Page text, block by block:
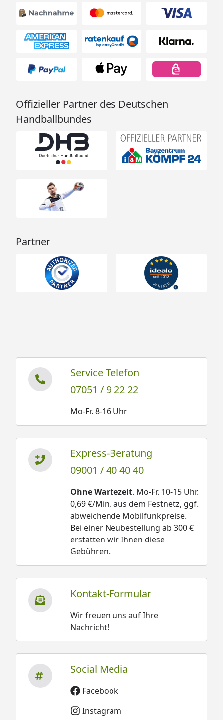
Offizieller Partner des Deutschen
Handballbundes
Partner
Service Telefon
07051 / 9 22 22
Mo-Fr. 8-16 Uhr
Express-Beratung
09001 / 40 40 40
Ohne Wartezeit. Mo-Fr. 10-15 Uhr.
0,69 €/Min. aus dem Festnetz, ggf.
abweichende Mobilfunkpreise.
Bei einer Neubestellung ab 300 €
erstatten wir Ihnen diese
Gebühren.
Kontakt-Formular
Wir freuen uns auf Ihre
Nachricht!
Social Media
Facebook
Instagram